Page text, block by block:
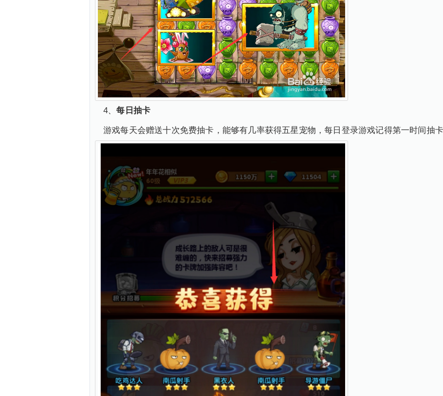
4、每日抽卡
游戏每天会赠送十次免费抽卡，能够有几率获得五星宠物，每日登录游戏记得第一时间抽